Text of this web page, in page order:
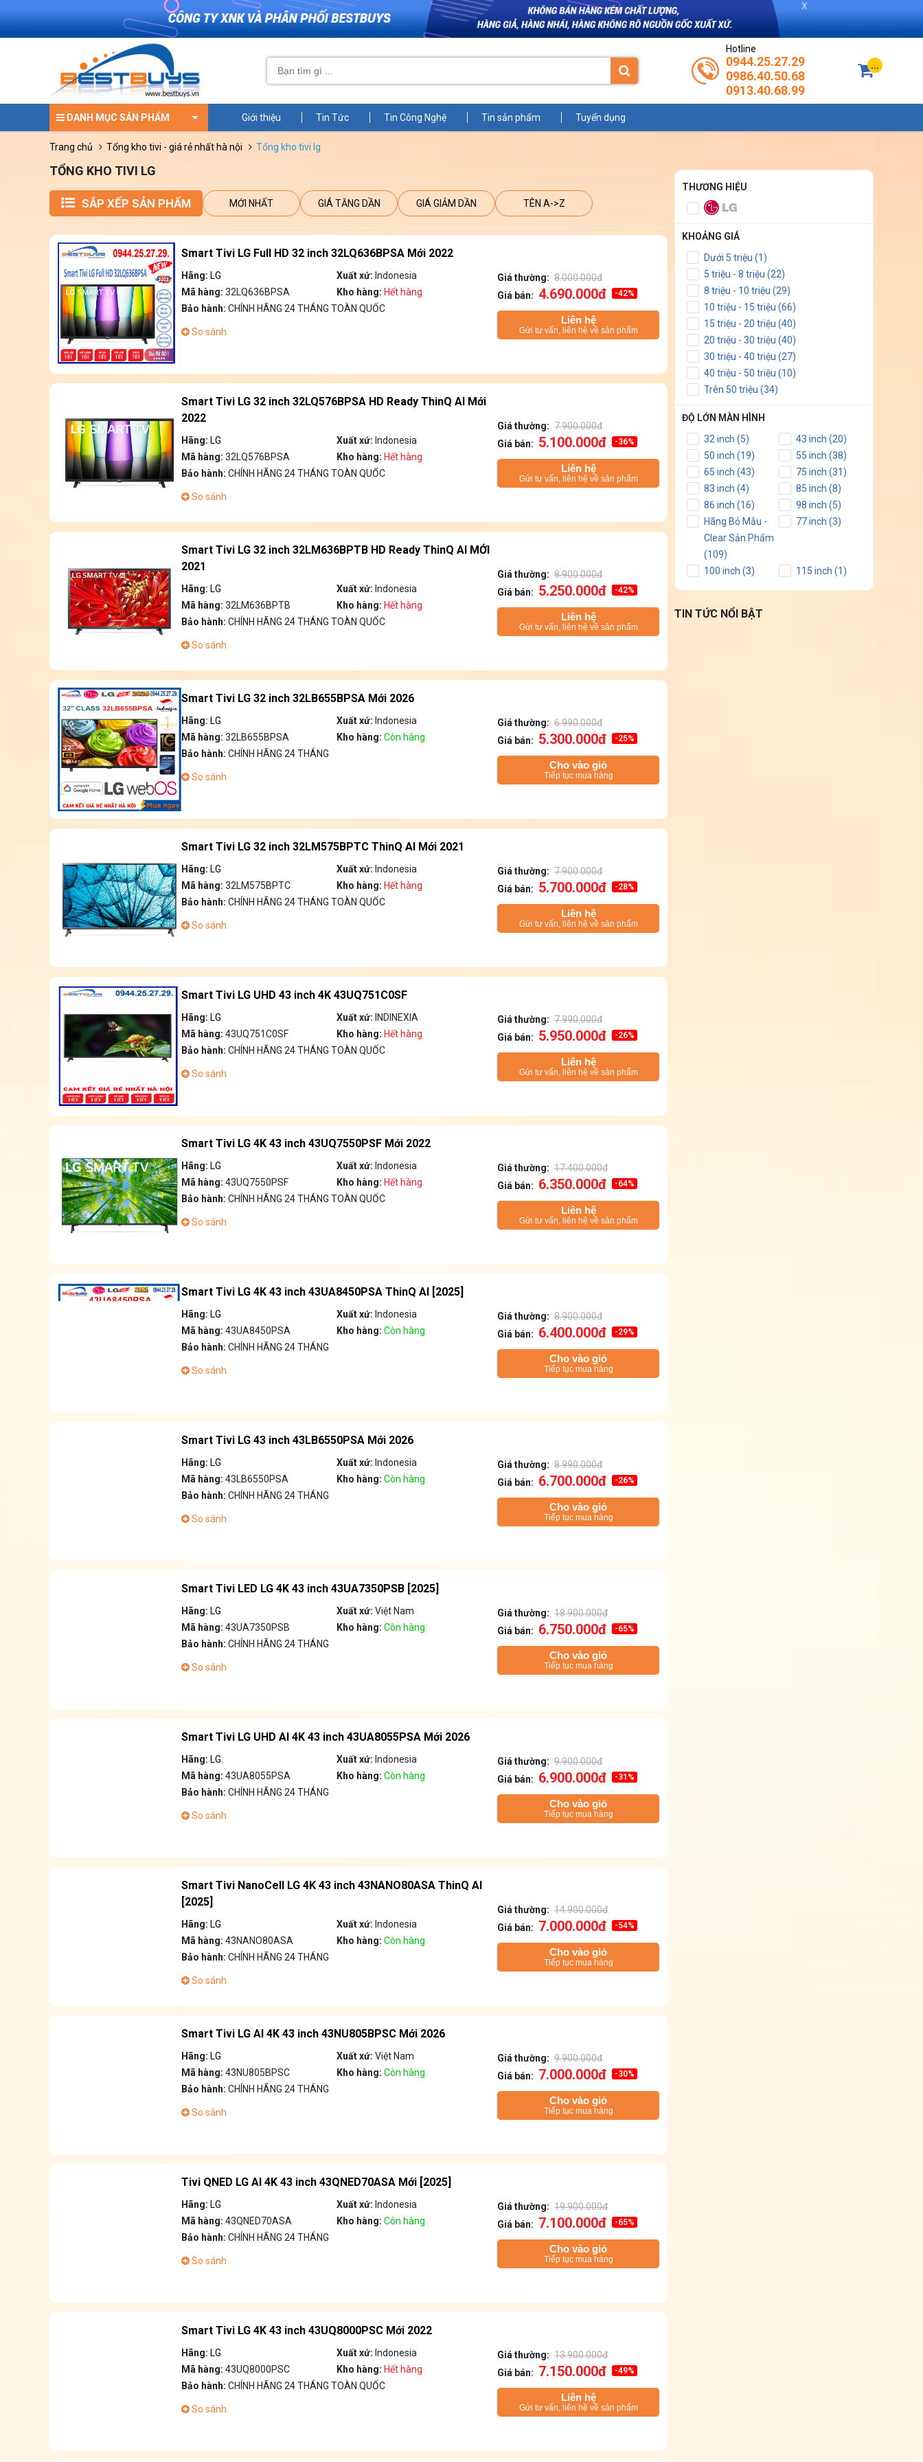
Hotline
0944.25.27.29
0986.40.50.68
0913.40.68.99
...
DANH MỤC SẢN PHẨM Giới thiệu Tin Tức Tin Công Nghệ Tin sản phẩm Tuyển dụng
trang chủ tổng kho tivi - giá rẻ nhất hà nội tổng kho tivi lg
TỔNG KHO TIVI LG
SẮP XẾP SẢN PHẨM MỚI NHẤT GIÁ TĂNG DẦN GIÁ GIẢM DẦN TÊN A->Z
Smart Tivi LG Full HD 32 inch 32LQ636BPSA Mới 2022
Hãng: LG Xuất xứ: Indonesia
Mã hàng: 32LQ636BPSA Kho hàng: Hết hàng
Bảo hành: CHÍNH HÃNG 24 THÁNG TOÀN QUỐC
So sánh
Giá thường: 8.000.000đ
Giá bán: 4.690.000đ -42%
Liên hệ
Gửi tư vấn, liên hệ về sản phẩm
Smart Tivi LG 32 inch 32LQ576BPSA HD Ready ThinQ AI Mới
2022
Hãng: LG Xuất xứ: Indonesia
Mã hàng: 32LQ576BPSA Kho hàng: Hết hàng
Bảo hành: CHÍNH HÃNG 24 THÁNG TOÀN QUỐC
So sánh
Giá thường: 7.900.000đ
Giá bán: 5.100.000đ -36%
Liên hệ
Gửi tư vấn, liên hệ về sản phẩm
Smart Tivi LG 32 inch 32LM636BPTB HD Ready ThinQ AI MỚI
2021
Hãng: LG Xuất xứ: Indonesia
Mã hàng: 32LM636BPTB Kho hàng: Hết hàng
Bảo hành: CHÍNH HÃNG 24 THÁNG TOÀN QUỐC
So sánh
Giá thường: 8.900.000đ
Giá bán: 5.250.000đ -42%
Liên hệ
Gửi tư vấn, liên hệ về sản phẩm
Smart Tivi LG 32 inch 32LB655BPSA Mới 2026
Hãng: LG Xuất xứ: Indonesia
Mã hàng: 32LB655BPSA Kho hàng: Còn hàng
Bảo hành: CHÍNH HÃNG 24 THÁNG
So sánh
Giá thường: 6.990.000đ
Giá bán: 5.300.000đ -25%
Cho vào giỏ
Tiếp tục mua hàng
Smart Tivi LG 32 inch 32LM575BPTC ThinQ AI Mới 2021
Hãng: LG Xuất xứ: Indonesia
Mã hàng: 32LM575BPTC Kho hàng: Hết hàng
Bảo hành: CHÍNH HÃNG 24 THÁNG TOÀN QUỐC
So sánh
Giá thường: 7.900.000đ
Giá bán: 5.700.000đ -28%
Liên hệ
Gửi tư vấn, liên hệ về sản phẩm
Smart Tivi LG UHD 43 inch 4K 43UQ751C0SF
Hãng: LG Xuất xứ: INDINEXIA
Mã hàng: 43UQ751C0SF Kho hàng: Hết hàng
Bảo hành: CHÍNH HÃNG 24 THÁNG TOÀN QUỐC
So sánh
Giá thường: 7.990.000đ
Giá bán: 5.950.000đ -26%
Liên hệ
Gửi tư vấn, liên hệ về sản phẩm
Smart Tivi LG 4K 43 inch 43UQ7550PSF Mới 2022
Hãng: LG Xuất xứ: Indonesia
Mã hàng: 43UQ7550PSF Kho hàng: Hết hàng
Bảo hành: CHÍNH HÃNG 24 THÁNG TOÀN QUỐC
So sánh
Giá thường: 17.400.000đ
Giá bán: 6.350.000đ -64%
Liên hệ
Gửi tư vấn, liên hệ về sản phẩm
Smart Tivi LG 4K 43 inch 43UA8450PSA ThinQ AI [2025]
Hãng: LG Xuất xứ: Indonesia
Mã hàng: 43UA8450PSA Kho hàng: Còn hàng
Bảo hành: CHÍNH HÃNG 24 THÁNG
So sánh
Giá thường: 8.900.000đ
Giá bán: 6.400.000đ -29%
Cho vào giỏ
Tiếp tục mua hàng
Smart Tivi LG 43 inch 43LB6550PSA Mới 2026
Hãng: LG Xuất xứ: Indonesia
Mã hàng: 43LB6550PSA Kho hàng: Còn hàng
Bảo hành: CHÍNH HÃNG 24 THÁNG
So sánh
Giá thường: 8.990.000đ
Giá bán: 6.700.000đ -26%
Cho vào giỏ
Tiếp tục mua hàng
Smart Tivi LED LG 4K 43 inch 43UA7350PSB [2025]
Hãng: LG Xuất xứ: Việt Nam
Mã hàng: 43UA7350PSB Kho hàng: Còn hàng
Bảo hành: CHÍNH HÃNG 24 THÁNG
So sánh
Giá thường: 18.900.000đ
Giá bán: 6.750.000đ -65%
Cho vào giỏ
Tiếp tục mua hàng
Smart Tivi LG UHD AI 4K 43 inch 43UA8055PSA Mới 2026
Hãng: LG Xuất xứ: Indonesia
Mã hàng: 43UA8055PSA Kho hàng: Còn hàng
Bảo hành: CHÍNH HÃNG 24 THÁNG
So sánh
Giá thường: 9.900.000đ
Giá bán: 6.900.000đ -31%
Cho vào giỏ
Tiếp tục mua hàng
Smart Tivi NanoCell LG 4K 43 inch 43NANO80ASA ThinQ AI
[2025]
Hãng: LG Xuất xứ: Indonesia
Mã hàng: 43NANO80ASA Kho hàng: Còn hàng
Bảo hành: CHÍNH HÃNG 24 THÁNG
So sánh
Giá thường: 14.900.000đ
Giá bán: 7.000.000đ -54%
Cho vào giỏ
Tiếp tục mua hàng
Smart Tivi LG AI 4K 43 inch 43NU805BPSC Mới 2026
Hãng: LG Xuất xứ: Việt Nam
Mã hàng: 43NU805BPSC Kho hàng: Còn hàng
Bảo hành: CHÍNH HÃNG 24 THÁNG
So sánh
Giá thường: 9.900.000đ
Giá bán: 7.000.000đ -30%
Cho vào giỏ
Tiếp tục mua hàng
Tivi QNED LG AI 4K 43 inch 43QNED70ASA Mới [2025]
Hãng: LG Xuất xứ: Indonesia
Mã hàng: 43QNED70ASA Kho hàng: Còn hàng
Bảo hành: CHÍNH HÃNG 24 THÁNG
So sánh
Giá thường: 19.900.000đ
Giá bán: 7.100.000đ -65%
Cho vào giỏ
Tiếp tục mua hàng
Smart Tivi LG 4K 43 inch 43UQ8000PSC Mới 2022
Hãng: LG Xuất xứ: Indonesia
Mã hàng: 43UQ8000PSC Kho hàng: Hết hàng
Bảo hành: CHÍNH HÃNG 24 THÁNG TOÀN QUỐC
So sánh
Giá thường: 13.900.000đ
Giá bán: 7.150.000đ -49%
Liên hệ
Gửi tư vấn, liên hệ về sản phẩm
THƯƠNG HIỆU
KHOẢNG GIÁ
Dưới 5 triệu (1)
5 triệu - 8 triệu (22)
8 triệu - 10 triệu (29)
10 triệu - 15 triệu (66)
15 triệu - 20 triệu (40)
20 triệu - 30 triệu (40)
30 triệu - 40 triệu (27)
40 triệu - 50 triệu (10)
Trên 50 triệu (34)
ĐỘ LỚN MÀN HÌNH
32 inch (5)
43 inch (20)
50 inch (19)
55 inch (38)
65 inch (43)
75 inch (31)
83 inch (4)
85 inch (8)
86 inch (16)
98 inch (5)
Hãng Bỏ Mẫu -
Clear Sản Phẩm
(109)
77 inch (3)
100 inch (3) 115 inch (1)
TIN TỨC NỔI BẬT